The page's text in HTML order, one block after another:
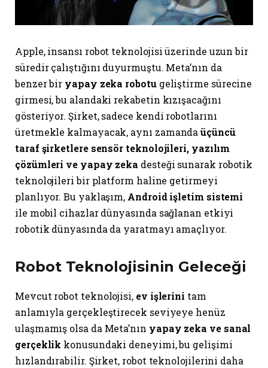
Apple, insansı robot teknolojisi üzerinde uzun bir
süredir çalıştığını duyurmuştu. Meta’nın da
benzer bir yapay zeka robotugeliştirme sürecine
girmesi, bu alandaki rekabetin kızışacağını
gösteriyor. Şirket, sadece kendi robotlarını
üretmekle kalmayacak, aynı zamandaüçüncü
taraf şirketlere sensör teknolojileri, yazılım
çözümleri ve yapay zeka desteği sunarak robotik
teknolojileri bir platform haline getirmeyi
planlıyor. Bu yaklaşım, Android işletim sistemi
ile mobil cihazlar dünyasında sağlanan etkiyi
robotik dünyasında da yaratmayı amaçlıyor.
Robot Teknolojisinin Geleceği
Mevcut robot teknolojisi, ev işlerini tam
anlamıyla gerçekleştirecek seviyeye henüz
ulaşmamış olsa da Meta’nın yapay zeka ve sanal
gerçeklik konusundaki deneyimi, bu gelişimi
hızlandırabilir. Şirket, robot teknolojilerini daha